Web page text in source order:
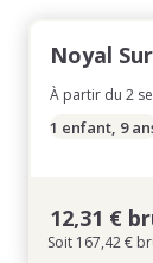
Noyal
À partir du 2
1 enfant, 9
12,31 €
Soit 167,42 €